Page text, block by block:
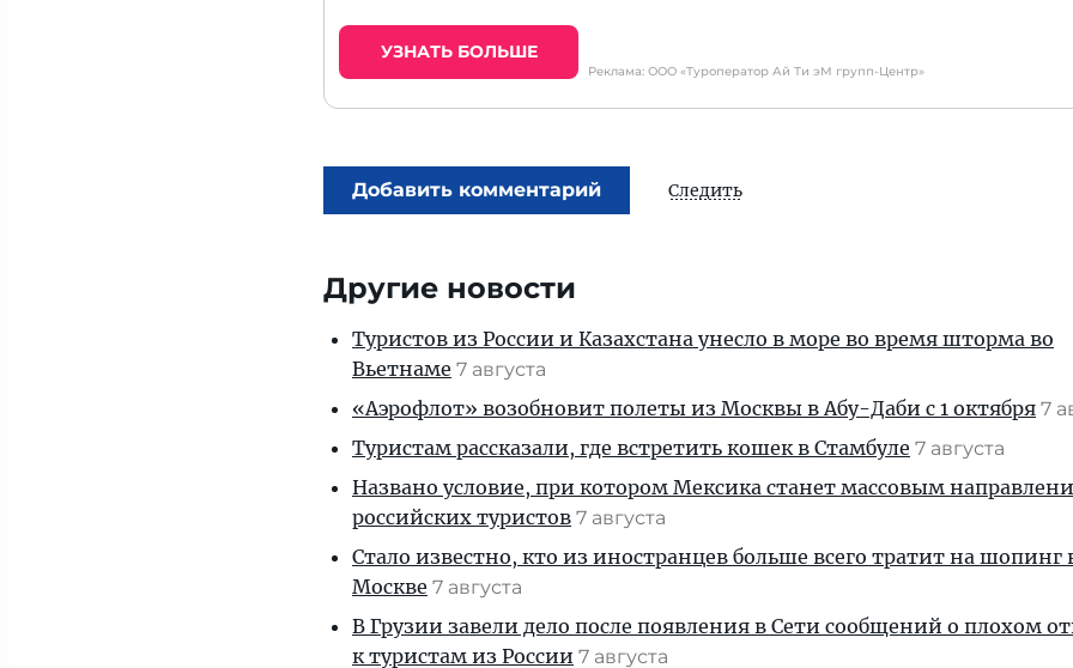
УЗНАТЬ БОЛЬШЕ
Реклама: ООО «Туроператор Ай Ти эМ групп-Центр»
Добавить комментарий Следить
Другие новости
Туристов из России и Казахстана унесло в море во время шторма во
Вьетнаме 7 августа
«Аэрофлот» возобновит полеты из Москвы в Абу-Даби с 1 октября 7
Туристам рассказали, где встретить кошек в Стамбуле 7 августа
Названо условие, при котором Мексика станет массовым
российских туристов 7 августа
Стало известно, кто из иностранцев больше всего тратит на шопинг
Москве 7 августа
В Грузии завели дело после появления в Сети сообщений о плохом
к туристам из России 7 августа